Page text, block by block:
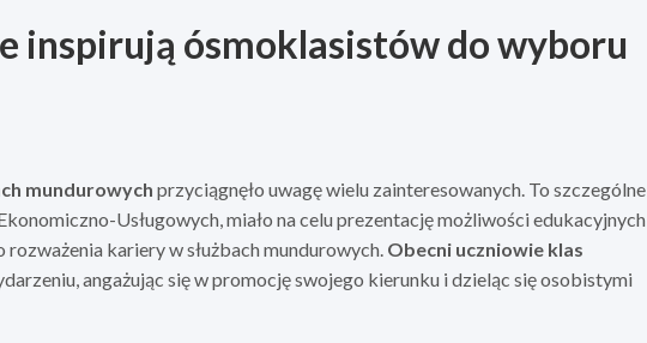
inspirują ósmoklasistów do wyboru
mundurowych przyciągnęło uwagę wielu zainteresowanych. To szczególne
Usługowych, miało na celu prezentację możliwości edukacyjnych
kariery w służbach mundurowych. Obecni uczniowie klas
angażując się w promocję swojego kierunku i dzieląc się osobistymi